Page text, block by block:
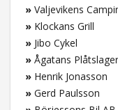
» Valjevikens
» Klockans Grill
» Jibo Cykel
» Ågatans
» Henrik Jonasson
» Gerd Paulsson